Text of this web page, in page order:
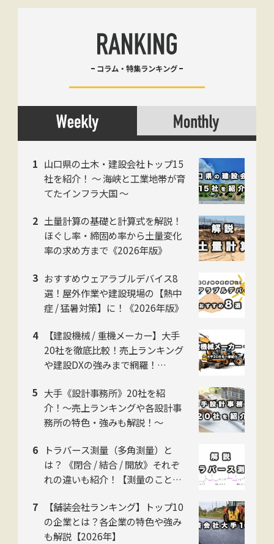
コラム・特集ランキング
山口県の土木・建設会社トップ15
社を紹介！ 〜 海峡と工業地帯が育
てたインフラ大国 〜
土量計算の基礎と計算式を解説！
ほぐし率・締固め率から土量変化
率の求め方まで《2026年版》
おすすめウェアラブルデバイス8
選！屋外作業や建設現場の【熱中
症 / 猛暑対策】に！《2026年版》
【建設機械 / 重機メーカー】大手
20社を徹底比較！売上ランキング
や建設DXの強みまで網羅！
大手《設計事務所》20社を紹
介！〜売上ランキングや各設計事
務所の特色・強みも解説！〜
トラバース測量（多角測量）と
は？ 《閉合 / 結合 / 開放》それぞ
れの違いも紹介！【測量のことイ
【舗装会社ランキング】トップ10
の企業とは？各企業の特色や強み
も解説【2026年】